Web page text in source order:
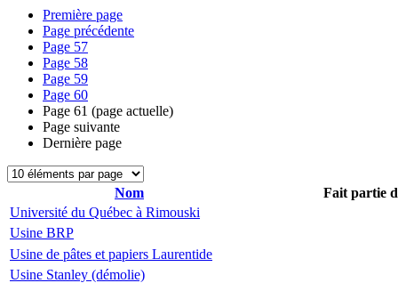
Première page
Page précédente
Page 57
Page 58
Page 59
Page 60
Page 61 (page actuelle)
Page suivante
Dernière page
Nom
Fait partie
Université du Québec à Rimouski
Usine BRP
Usine de pâtes et papiers Laurentide
Usine Stanley (démolie)